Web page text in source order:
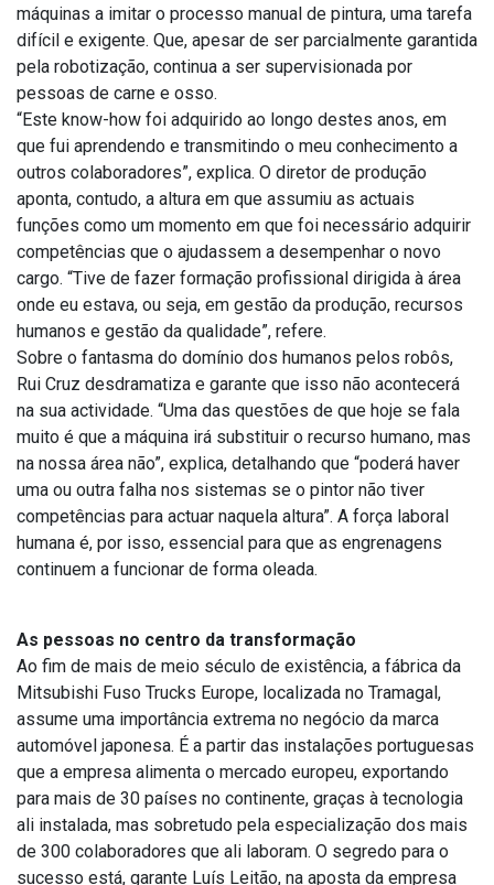
máquinas a imitar o processo manual de pintura, uma tarefa
difícil e exigente. Que, apesar de ser parcialmente garantida
pela robotização, continua a ser supervisionada por
pessoas de carne e osso.
“Este know-how foi adquirido ao longo destes anos, em
que fui aprendendo e transmitindo o meu conhecimento a
outros colaboradores”, explica. O diretor de produção
aponta, contudo, a altura em que assumiu as actuais
funções como um momento em que foi necessário adquirir
competências que o ajudassem a desempenhar o novo
cargo. “Tive de fazer formação profissional dirigida à área
onde eu estava, ou seja, em gestão da produção, recursos
humanos e gestão da qualidade”, refere.
Sobre o fantasma do domínio dos humanos pelos robôs,
Rui Cruz desdramatiza e garante que isso não acontecerá
na sua actividade. “Uma das questões de que hoje se fala
muito é que a máquina irá substituir o recurso humano, mas
na nossa área não”, explica, detalhando que “poderá haver
uma ou outra falha nos sistemas se o pintor não tiver
competências para actuar naquela altura”. A força laboral
humana é, por isso, essencial para que as engrenagens
continuem a funcionar de forma oleada.
As pessoas no centro da transformação
Ao fim de mais de meio século de existência, a fábrica da
Mitsubishi Fuso Trucks Europe, localizada no Tramagal,
assume uma importância extrema no negócio da marca
automóvel japonesa. É a partir das instalações portuguesas
que a empresa alimenta o mercado europeu, exportando
para mais de 30 países no continente, graças à tecnologia
ali instalada, mas sobretudo pela especialização dos mais
de 300 colaboradores que ali laboram. O segredo para o
sucesso está, garante Luís Leitão, na aposta da empresa